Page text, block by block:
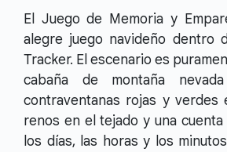
El Juego de Memoria y
alegre juego navideño dentro
Tracker. El escenario es
cabaña de montaña
contraventanas rojas y verdes
renos en el tejado y una
los días, las horas y los